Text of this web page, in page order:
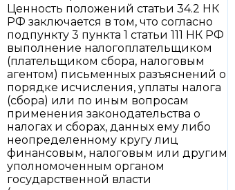
Ценность положений статьи 34.2 НК
РФ заключается в том, что согласно
подпункту 3 пункта 1 статьи 111 НК РФ
выполнение налогоплательщиком
(плательщиком сбора, налоговым
агентом) письменных разъяснений о
порядке исчисления, уплаты налога
(сбора) или по иным вопросам
применения законодательства о
налогах и сборах, данных ему либо
неопределенному кругу лиц
финансовым, налоговым или другим
уполномоченным органом
государственной власти